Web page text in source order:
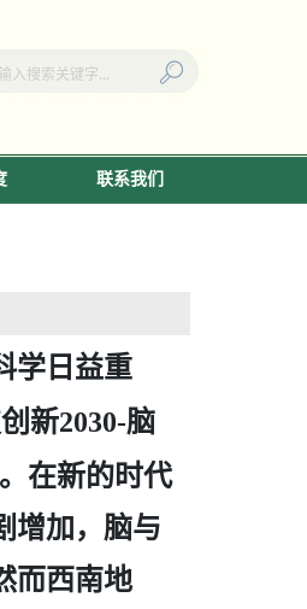
联系我们
学日益重
新2030-脑
在新的时代
增加，脑与
而西南地